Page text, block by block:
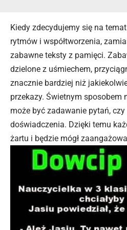
Kiedy zdecydujemy się na
rytmów i współtworzenia,
zabawne teksty z pamięci.
dzielone z uśmiechem,
znacznie bardziej niż
przekazy. Świetnym sposobem
może być zadawanie pytań,
doświadczenia. Dzięki temu
żartu i będzie mógł